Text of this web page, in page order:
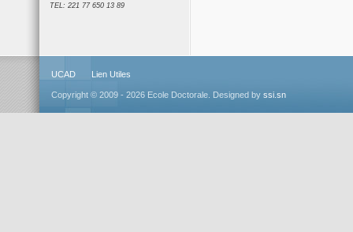
TEL: 221 77 650 13 89
UCAD Lien Utiles
Copyright © 2009 - 2026 Ecole Doctorale. Designed by ssi.sn